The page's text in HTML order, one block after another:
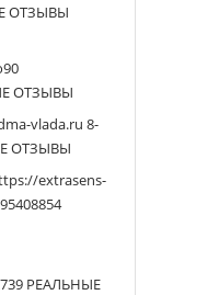
ОТЗЫВЫ
ОТЗЫВЫ
vlada.ru 8-
ОТЗЫВЫ
extrasens-
РЕАЛЬНЫЕ